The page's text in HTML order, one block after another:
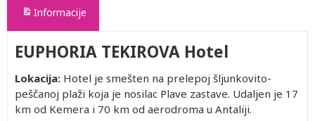
Informacije
EUPHORIA TEKIROVA Hotel
Lokacija: Hotel je smešten na prelepoj šljunkovito-
peščanoj plaži koja je nosilac Plave zastave. Udaljen je 17
km od Kemera i 70 km od aerodroma u Antaliji.